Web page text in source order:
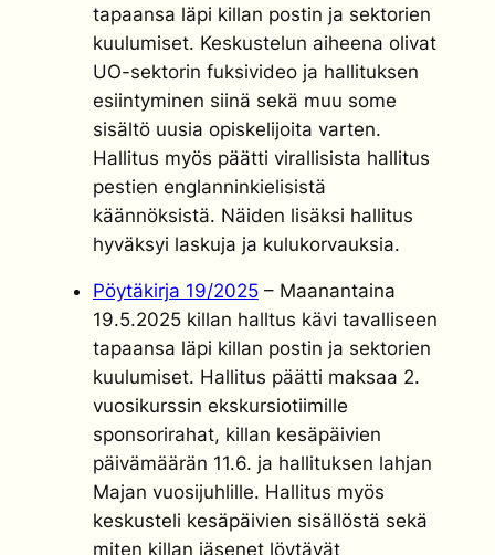
tapaansa läpi killan postin ja sektorien
kuulumiset. Keskustelun aiheena olivat
UO-sektorin fuksivideo ja hallituksen
esiintyminen siinä sekä muu some
sisältö uusia opiskelijoita varten.
Hallitus myös päätti virallisista hallitus
pestien englanninkielisistä
käännöksistä. Näiden lisäksi hallitus
hyväksyi laskuja ja kulukorvauksia.
Pöytäkirja 19/2025– Maanantaina
19.5.2025 killan halltus kävi tavalliseen
tapaansa läpi killan postin ja sektorien
kuulumiset. Hallitus päätti maksaa 2.
vuosikurssin ekskursiotiimille
sponsorirahat, killan kesäpäivien
päivämäärän 11.6. ja hallituksen lahjan
Majan vuosijuhlille. Hallitus myös
keskusteli kesäpäivien sisällöstä sekä
miten killan jäsenet löytävät